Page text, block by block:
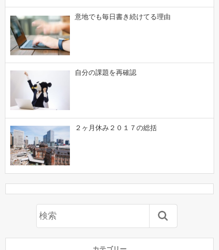
意地でも毎日書き続けてる理由
自分の課題を再確認
２ヶ月休み２０１７の総括